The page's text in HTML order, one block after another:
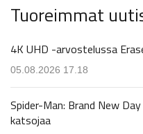
Tuoreimmat
4K UHD -arvostelussa
05.08.2026 17.18
Spider-Man: Brand New
katsojaa